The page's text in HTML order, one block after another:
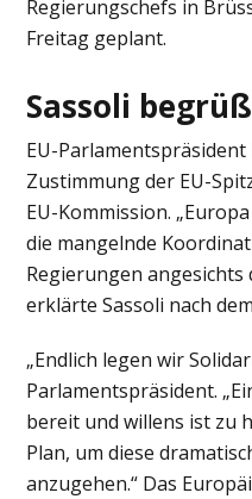
Regierungschefs in
Freitag geplant.
Sassoli
EU-
Zustimmung der EU-
EU-Kommission.
die mangelnde
Regierungen angesichts
erklärte Sassoli nach
„Endlich legen wir
Parlamentspräsident.
bereit und willens ist zu
Plan, um diese
anzugehen.“ Das